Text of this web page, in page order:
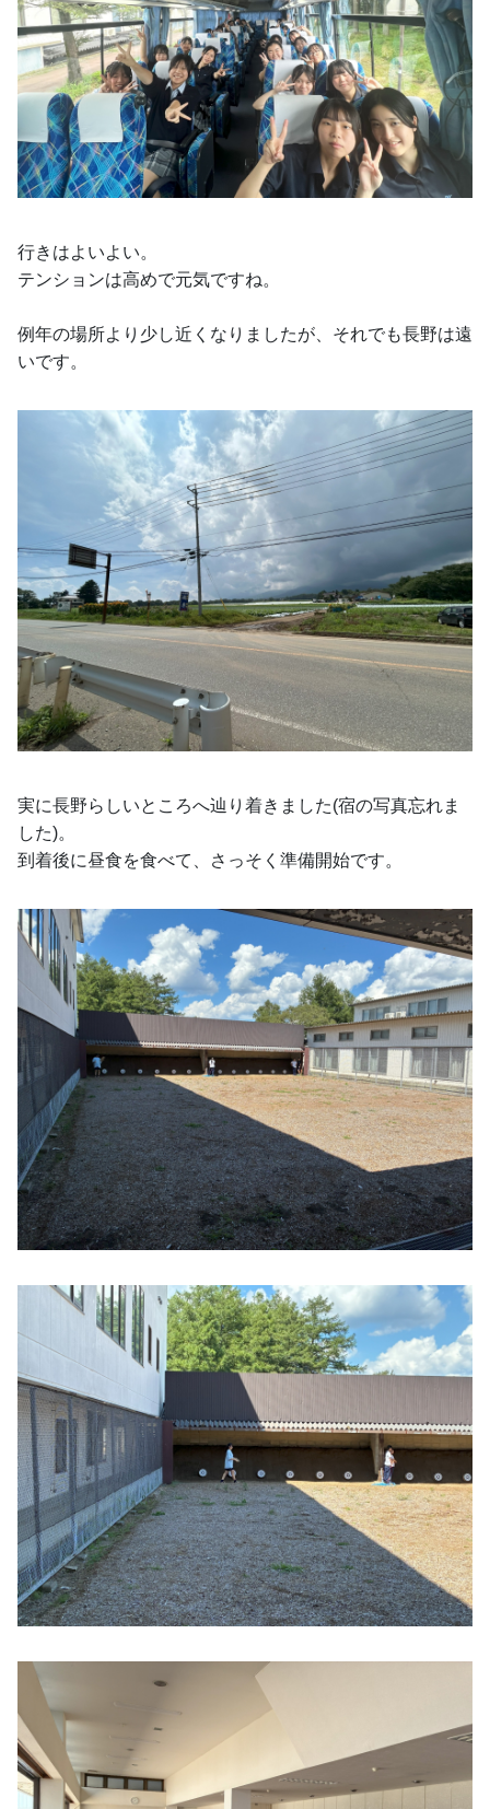
行きはよいよい。
テンションは高めで元気ですね。
例年の場所より少し近くなりましたが、それでも長野は遠
いです。
実に長野らしいところへ辿り着きました(宿の写真忘れま
した)。
到着後に昼食を食べて、さっそく準備開始です。